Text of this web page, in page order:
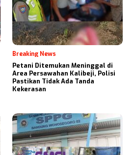
Breaking News
Petani Ditemukan Meninggal di
Area Persawahan Kalibeji, Polisi
Pastikan Tidak Ada Tanda
Kekerasan